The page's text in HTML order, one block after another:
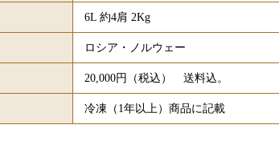
6L 約4肩 2Kg
ロシア・ノルウェー
20,000円（税込） 送料込。
冷凍（1年以上）商品に記載